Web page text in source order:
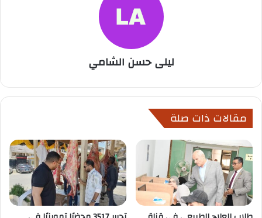
ليلى حسن الشامي
مقالات ذات صلة